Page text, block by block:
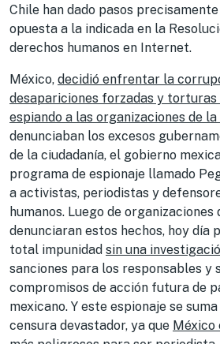
Chile han dado pasos
opuesta a la indicada en la
derechos humanos en Internet.
México, decidió enfrentar la
desapariciones forzadas y torturas
espiando a las organizaciones de
denunciaban los excesos
de la ciudadanía, el gobierno
programa de espionaje llamado
a activistas, periodistas y
humanos. Luego de
denunciaran estos hechos, hoy día
total impunidad sin una
sanciones para los responsables y
compromisos de acción futura de
mexicano. Y este espionaje se
censura devastador, ya que México